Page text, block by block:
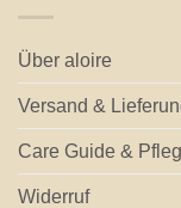
Über aloire
Versand &
Care Guide &
Widerruf